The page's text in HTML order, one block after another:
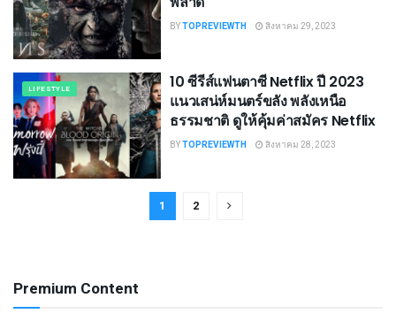
BYTOPREVIEWTH สิงหาคม 29, 2023
LIFESTYLE
10 ซีรีส์แฟนตาซี Netflix ปี 2023
แนวเสน่ห์มนตร์ขลัง พลังเหนือ
ธรรมชาติ ดูให้คุ้มค่าสมัคร Netflix
BYTOPREVIEWTH สิงหาคม 28, 2023
1 2
Premium Content